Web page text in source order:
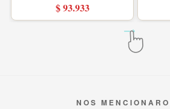
$ 93.933
NOS